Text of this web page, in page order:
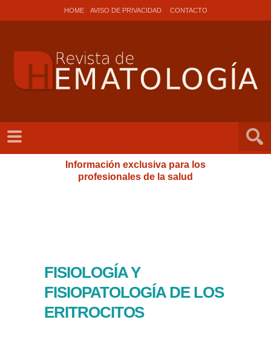
HOME AVISO DE PRIVACIDAD CONTACTO
Información exclusiva para los
profesionales de la salud
FISIOLOGÍA Y
FISIOPATOLOGÍA DE LOS
ERITROCITOS